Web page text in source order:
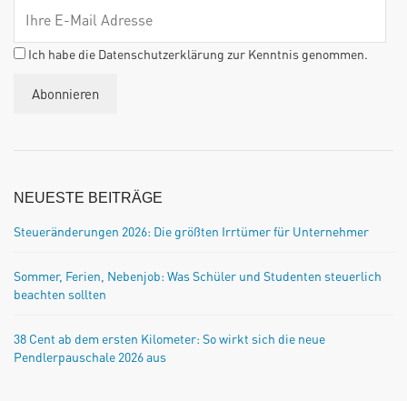
Ich habe die Datenschutzerklärung zur Kenntnis genommen.
NEUESTE BEITRÄGE
Steueränderungen 2026: Die größten Irrtümer für Unternehmer
Sommer, Ferien, Nebenjob: Was Schüler und Studenten steuerlich
beachten sollten
38 Cent ab dem ersten Kilometer: So wirkt sich die neue
Pendlerpauschale 2026 aus